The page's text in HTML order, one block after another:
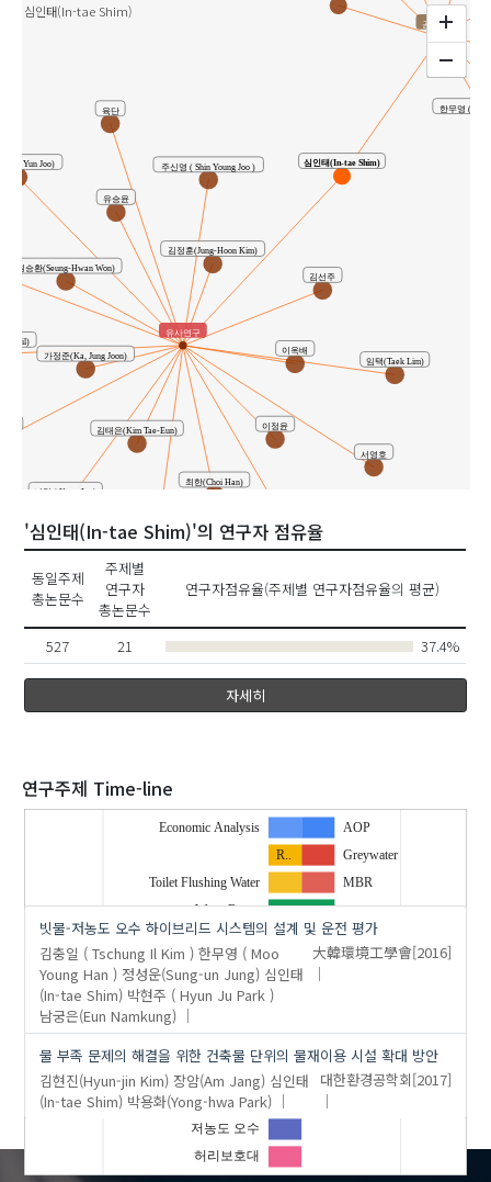
심인태(In-tae Shim)
한무영 ( Moo
가정준(Ka, Jung Joon)
김선주
김정훈(Jung-Hoon Kim)
김태은(Kim Tae-Eun)
김태칠 ( Tae Chil Kim )
나강 ( Kang La )
서영호
(Oh Yun Joo)
원승환(Seung-Hwan Won)
유승윤
육단
이옥배
이정윤
임택(Taek Lim)
Gil)
정여주(Chung Yeo Ju)
주신영 ( Shin Young Joo )
최한(Choi Han)
심인태(In-tae Shim)
공동연구
유사연구
'심인태(In-tae Shim)'의 연구자 점유율
동일주제
총논문수
주제별
연구자
총논문수
연구자점유율(주제별 연구자점유율의 평균)
527 21 37.4%
자세히
연구주제 Time-line
…
AOP
Economic Analysis
Greywater
MBR
R..
Toilet Flushing Water
Water Reuse
경제성 평가
기능성 의복
디지털 시대
분리막
빗물
수질 수량
오존
이너웨어
저농도 오수
허리보호대
'심인태(In-tae Shim)'의 발표논문(2)
빗물-저농도 오수 하이브리드 시스템의 설계 및 운전 평가
김충일 ( Tschung Il Kim ) 한무영 ( Moo
Young Han ) 정성운(Sung-un Jung) 심인태
(In-tae Shim) 박현주 ( Hyun Ju Park )
남궁은(Eun Namkung)
大韓環境工學會[2016]
물 부족 문제의 해결을 위한 건축물 단위의 물재이용 시설 확대 방안
김현진(Hyun-jin Kim) 장암(Am Jang) 심인태
(In-tae Shim) 박용화(Yong-hwa Park)
대한환경공학회[2017]